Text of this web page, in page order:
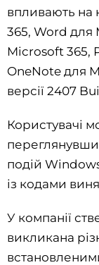
впливають на
365, Word для
Microsoft 365,
OneNote для
версії 2407
Користувачі
переглянувши
подій Windows
із кодами
У компанії
викликана